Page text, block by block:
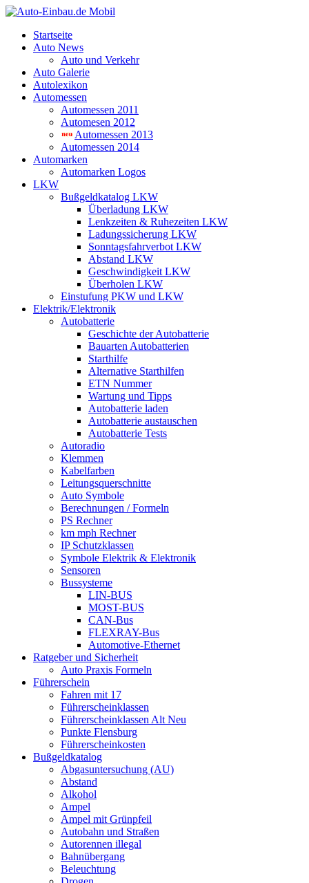
Startseite
Auto News
Auto und Verkehr
Auto Galerie
Autolexikon
Automessen
Automessen 2011
Automesen 2012
Automessen 2013
Automessen 2014
Automarken
Automarken Logos
LKW
Bußgeldkatalog LKW
Überladung LKW
Lenkzeiten & Ruhezeiten LKW
Ladungssicherung LKW
Sonntagsfahrverbot LKW
Abstand LKW
Geschwindigkeit LKW
Überholen LKW
Einstufung PKW und LKW
Elektrik/Elektronik
Autobatterie
Geschichte der Autobatterie
Bauarten Autobatterien
Starthilfe
Alternative Starthilfen
ETN Nummer
Wartung und Tipps
Autobatterie laden
Autobatterie austauschen
Autobatterie Tests
Autoradio
Klemmen
Kabelfarben
Leitungsquerschnitte
Auto Symbole
Berechnungen / Formeln
PS Rechner
km mph Rechner
IP Schutzklassen
Symbole Elektrik & Elektronik
Sensoren
Bussysteme
LIN-BUS
MOST-BUS
CAN-Bus
FLEXRAY-Bus
Automotive-Ethernet
Ratgeber und Sicherheit
Auto Praxis Formeln
Führerschein
Fahren mit 17
Führerscheinklassen
Führerscheinklassen Alt Neu
Punkte Flensburg
Führerscheinkosten
Bußgeldkatalog
Abgasuntersuchung (AU)
Abstand
Alkohol
Ampel
Ampel mit Grünpfeil
Autobahn und Straßen
Autorennen illegal
Bahnübergang
Beleuchtung